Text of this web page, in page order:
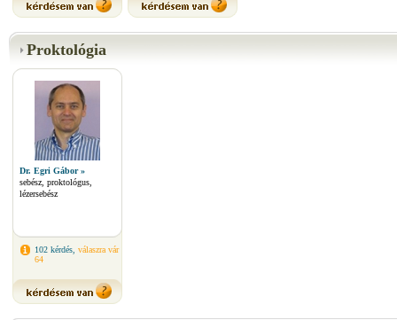
Proktológia
Dr. Egri Gábor »
sebész, proktológus,
lézersebész
102 kérdés, válaszra vár
64